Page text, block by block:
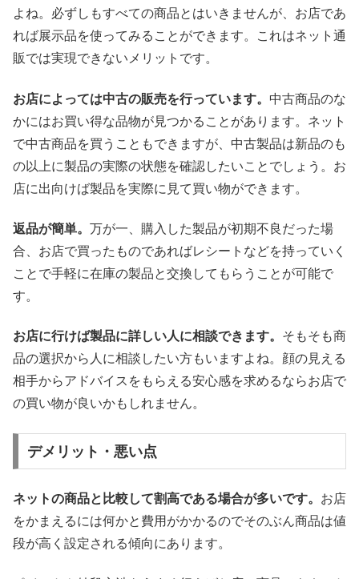
よね。必ずしもすべての商品とはいきませんが、お店であ
れば展示品を使ってみることができます。これはネット通
販では実現できないメリットです。
お店によっては中古の販売を行っています。 中古商品のな
かにはお買い得な品物が見つかることがあります。ネット
で中古商品を買うこともできますが、中古製品は新品のも
の以上に製品の実際の状態を確認したいことでしょう。お
店に出向けば製品を実際に見て買い物ができます。
返品が簡単。 万が一、購入した製品が初期不良だった場
合、お店で買ったものであればレシートなどを持っていく
ことで手軽に在庫の製品と交換してもらうことが可能で
す。
お店に行けば製品に詳しい人に相談できます。 そもそも商
品の選択から人に相談したい方もいますよね。顔の見える
相手からアドバイスをもらえる安心感を求めるならお店で
の買い物が良いかもしれません。
デメリット・悪い点
ネットの商品と比較して割高である場合が多いです。 お店
をかまえるには何かと費用がかかるのでそのぶん商品は値
段が高く設定される傾向にあります。